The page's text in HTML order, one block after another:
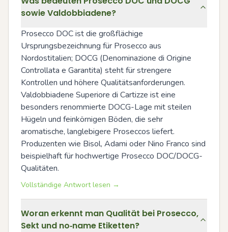
sowie Valdobbiadene?
Prosecco DOC ist die großflächige
Ursprungsbezeichnung für Prosecco aus
Nordostitalien; DOCG (Denominazione di Origine
Controllata e Garantita) steht für strengere
Kontrollen und höhere Qualitätsanforderungen.
Valdobbiadene Superiore di Cartizze ist eine
besonders renommierte DOCG-Lage mit steilen
Hügeln und feinkörnigen Böden, die sehr
aromatische, langlebigere Proseccos liefert.
Produzenten wie Bisol, Adami oder Nino Franco sind
beispielhaft für hochwertige Prosecco DOC/DOCG-
Qualitäten.
Vollständige Antwort lesen →
Woran erkennt man Qualität bei Prosecco,
Sekt und no‑name Etiketten?